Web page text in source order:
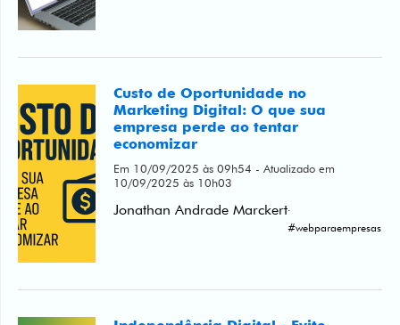
Custo de Oportunidade no
Marketing Digital: O que sua
empresa perde ao tentar
economizar
Em 10/09/2025 às 09h54 - Atualizado em
10/09/2025 às 10h03
Jonathan Andrade Marckert·
#webparaempresas